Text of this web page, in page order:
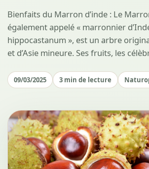
Bienfaits du Marron d’inde : Le
également appelé « marronnier
hippocastanum », est un arbre
et d’Asie mineure. Ses fruits, les
09/03/2025 3 min de lecture